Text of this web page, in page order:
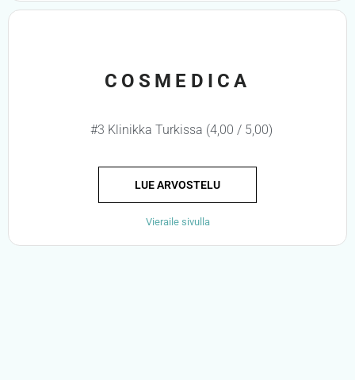
COSMEDICA
#3 Klinikka Turkissa (4,00 / 5,00)
LUE ARVOSTELU
Vieraile sivulla